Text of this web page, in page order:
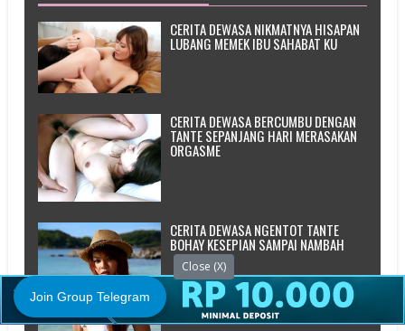
CERITA DEWASA NIKMATNYA HISAPAN
LUBANG MEMEK IBU SAHABAT KU
CERITA DEWASA BERCUMBU DENGAN
TANTE SEPANJANG HARI MERASAKAN
ORGASME
CERITA DEWASA NGENTOT TANTE
BOHAY KESEPIAN SAMPAI NAMBAH
Close (X)
Join Group Telegram